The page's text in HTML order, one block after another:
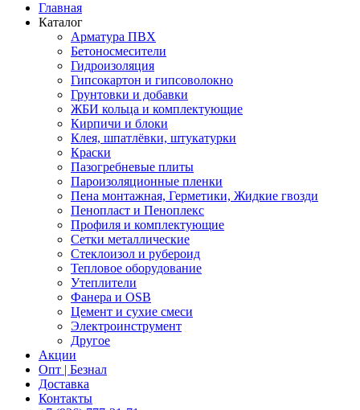
Главная
Каталог
Арматура ПВХ
Бетоносмесители
Гидроизоляция
Гипсокартон и гипсоволокно
Грунтовки и добавки
ЖБИ кольца и комплектующие
Кирпичи и блоки
Клея, шпатлёвки, штукатурки
Краски
Пазогребневые плиты
Пароизоляционные пленки
Пена монтажная, Герметики, Жидкие гвозди
Пенопласт и Пеноплекс
Профиля и комплектующие
Сетки металлические
Стеклоизол и рубероид
Тепловое оборудование
Утеплители
Фанера и OSB
Цемент и сухие смеси
Электроинструмент
Другое
Акции
Опт | Безнал
Доставка
Контакты